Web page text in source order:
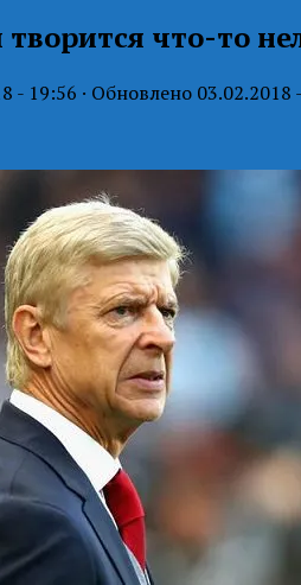
что-то
- 19:56 · Обновлено 03.02.2018